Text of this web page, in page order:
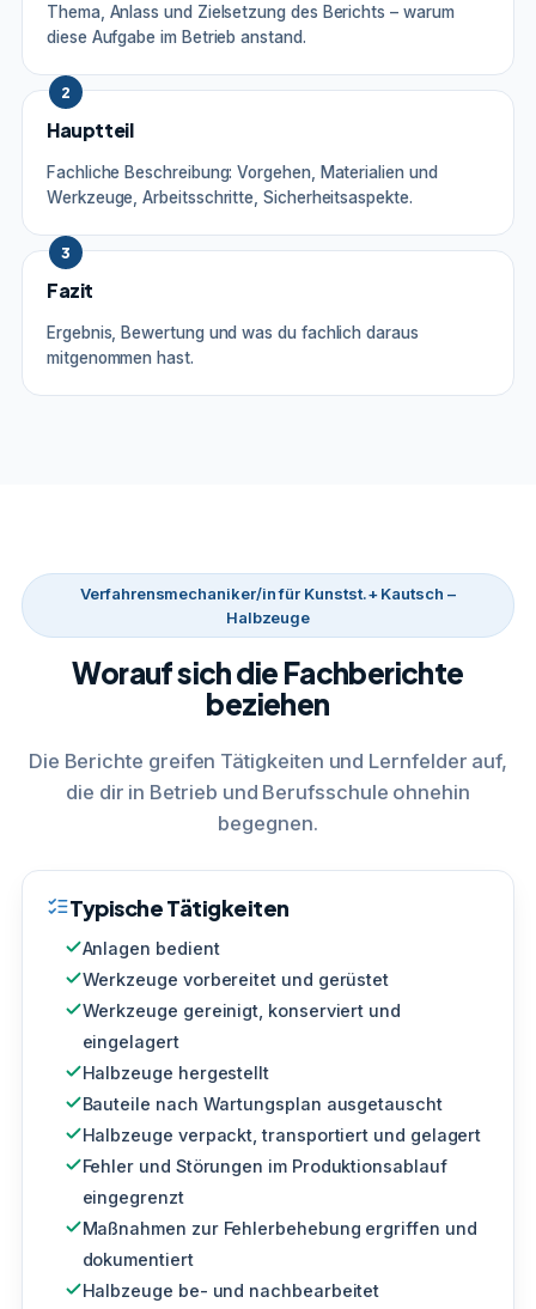
Thema, Anlass und Zielsetzung des Berichts – warum
diese Aufgabe im Betrieb anstand.
2
Hauptteil
Fachliche Beschreibung: Vorgehen, Materialien und
Werkzeuge, Arbeitsschritte, Sicherheitsaspekte.
3
Fazit
Ergebnis, Bewertung und was du fachlich daraus
mitgenommen hast.
Verfahrensmechaniker/in für Kunstst.+ Kautsch –
Halbzeuge
Worauf sich die Fachberichte
beziehen
Die Berichte greifen Tätigkeiten und Lernfelder auf,
die dir in Betrieb und Berufsschule ohnehin
begegnen.
Typische Tätigkeiten
Anlagen bedient
Werkzeuge vorbereitet und gerüstet
Werkzeuge gereinigt, konserviert und
eingelagert
Halbzeuge hergestellt
Bauteile nach Wartungsplan ausgetauscht
Halbzeuge verpackt, transportiert und gelagert
Fehler und Störungen im Produktionsablauf
eingegrenzt
Maßnahmen zur Fehlerbehebung ergriffen und
dokumentiert
Halbzeuge be- und nachbearbeitet